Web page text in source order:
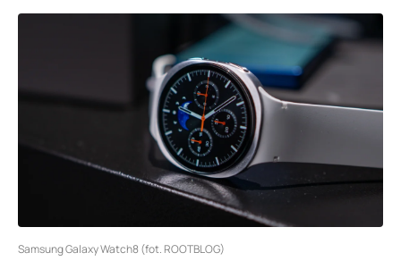
Samsung Galaxy Watch8 (fot. ROOTBLOG)